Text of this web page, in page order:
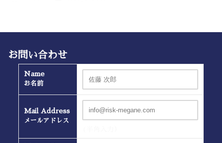
お問い合わせ
Name
お名前
Mail Address
メールアドレス